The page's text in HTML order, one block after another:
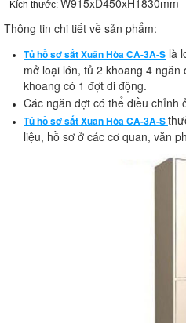
- Kích thước:
Thông tin chi tiết về sản phẩm:
Tủ hồ sơ sắt Xuân Hòa CA-3A-S là
mở loại lớn, tủ 2 khoang 4
khoang có 1 đợt di động.
Các ngăn đợt có thể điều chỉnh
Tủ hồ sơ sắt Xuân Hòa CA-3A-S
liệu, hồ sơ ở các cơ quan, văn